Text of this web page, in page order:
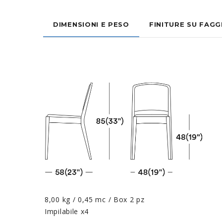
DIMENSIONI E PESO FINITURE SU
8,00 kg / 0,45 mc / Box 2 pz
Impilabile x4